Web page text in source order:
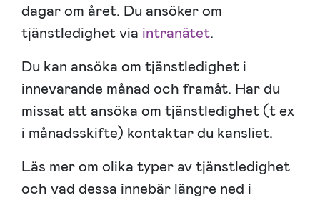
dagar om året. Du ansöker om
tjänstledighet via intranätet.
Du kan ansöka om tjänstledighet i
innevarande månad och framåt. Har du
missat att ansöka om tjänstledighet (t ex
i månadsskifte) kontaktar du kansliet.
Läs mer om olika typer av tjänstledighet
och vad dessa innebär längre ned i